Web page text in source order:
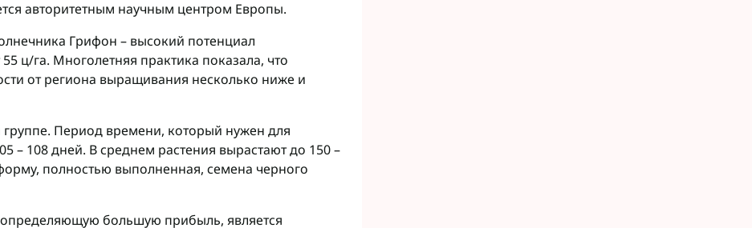
АХТ
Альфа Смарт Агро
Пест ЮА
Укравит
BASF
BAYER
FMC
Микроудобрения StimOrganic
Микроудобрения NERTUS
Микроудобрения Плантонит
Микроудобрения Альфа Смарт
Микроудобрения Укравит
авторитетным научным центром Европы.
Грифон – высокий потенциал
ц/га. Многолетняя практика показала, что
от региона выращивания несколько ниже и
группе. Период времени, который нужен для
– 108 дней. В среднем растения вырастают до 150 –
полностью выполненная, семена черного
определяющую большую прибыль, является